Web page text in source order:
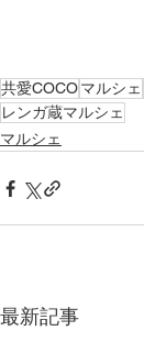
共愛COCOマルシェ
レンガ蔵マルシェ
マルシェ
最新記事